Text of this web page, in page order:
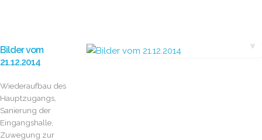
Bilder vom
21.12.2014
Wiederaufbau des
Hauptzugangs,
Sanierung der
Eingangshalle,
Zuwegung zur